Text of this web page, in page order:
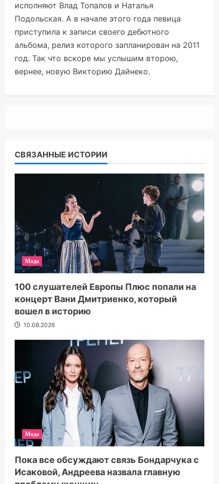
исполняют Влад Топалов и Наталья
Подольская. А в начале этого года певица
приступила к записи своего дебютного
альбома, релиз которого запланирован на 2011
год. Так что вскоре мы услышим второю,
вернее, новую Викторию Дайнеко.
СВЯЗАННЫЕ ИСТОРИИ
Мода
100 слушателей Европы Плюс попали на
концерт Вани Дмитриенко, который
вошел в историю
10.08.2026
Мода
Пока все обсуждают связь Бондарчука с
Исаковой, Андреева назвала главную